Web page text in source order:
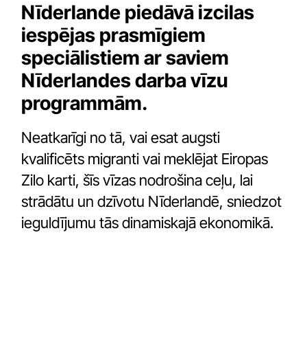
Nīderlande piedāvā izcilas
iespējas prasmīgiem
speciālistiem ar saviem
Nīderlandes darba vīzu
programmām.
Neatkarīgi no tā, vai esat augsti
kvalificēts migranti vai meklējat Eiropas
Zilo karti, šīs vīzas nodrošina ceļu, lai
strādātu un dzīvotu Nīderlandē, sniedzot
ieguldījumu tās dinamiskajā ekonomikā.